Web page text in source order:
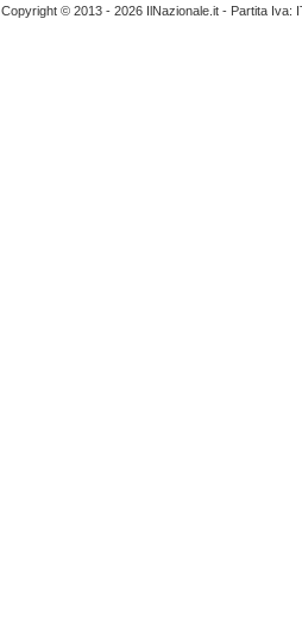
Copyright © 2013 - 2026 IlNazionale.it - Partita Iva: